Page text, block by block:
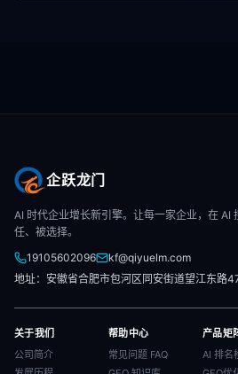
企跃龙门
AI 时代企业增长新引擎。让每一家企业，在 AI
任、被选择。
19105602096
kf@qiyuelm.com
地址：安徽省合肥市包河区同安街道望江东路
关于我们
公司简介
帮助中心
常见问题 FAQ
产品矩
AI 排名